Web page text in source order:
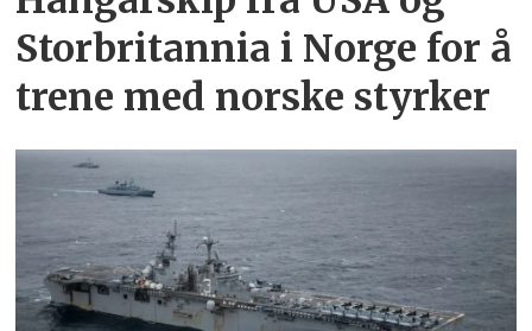
Storbritannia i Norge for å
trene med norske styrker